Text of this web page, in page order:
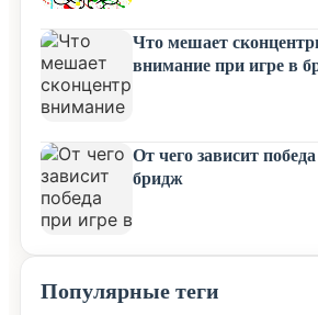
Что мешает
внимание при игре в
От чего зависит
бридж
Популярные теги